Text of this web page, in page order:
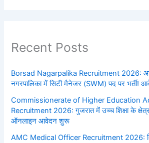
Recent Posts
Borsad Nagarpalika Recruitment 2026:
नगरपालिका में सिटी मैनेजर (SWM) पद पर भर्ती!
Commissionerate of Higher Education
Recruitment 2026: गुजरात में उच्च शिक्षा के क्षेत्र
ऑनलाइन आवेदन शुरू
AMC Medical Officer Recruitment 2026: